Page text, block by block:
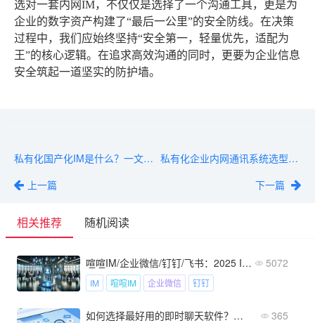
选对一套内网IM，不仅仅是选择了一个沟通工具，更是为
企业的数字资产构建了“最后一公里”的安全防线。在决策
过程中，我们应始终坚持“安全第一，轻量优先，适配为
王”的核心逻辑。在追求高效沟通的同时，更要为企业信息
安全筑起一道坚实的防护墙。
私有化国产化IM是什么？一文读懂其核心定义与企业部署价值
上一篇
私有化企业内网通讯系统选型对比：四大主流方案深度解析
下一篇
相关推荐 随机阅读
喧喧IM/企业微信/钉钉/飞书：2025 IM选型谁更胜一筹？ 5072
IM 喧喧IM 企业微信 钉钉
如何选择最好用的即时聊天软件？完整决策流程与步骤指南 365